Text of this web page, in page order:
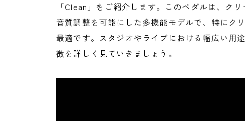
「Clean」をご紹介します。このペダルは、ク
音質調整を可能にした多機能モデルで、特にク
最適です。スタジオやライブにおける幅広い用
徴を詳しく見ていきましょう。